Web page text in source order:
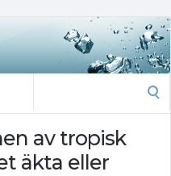
av tropisk
äkta eller